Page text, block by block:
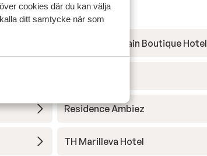
cookies där du kan välja
ditt samtycke när som
Holiday Mountain Boutique Hotel
Residence Ambiez
TH Marilleva Hotel